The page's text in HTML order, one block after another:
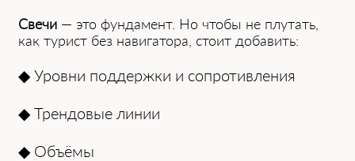
Свечи — это фундамент. Но чтобы не плутать,
как турист без навигатора, стоит добавить:
◆Уровни поддержки и сопротивления
◆Трендовые линии
◆ Объёмы